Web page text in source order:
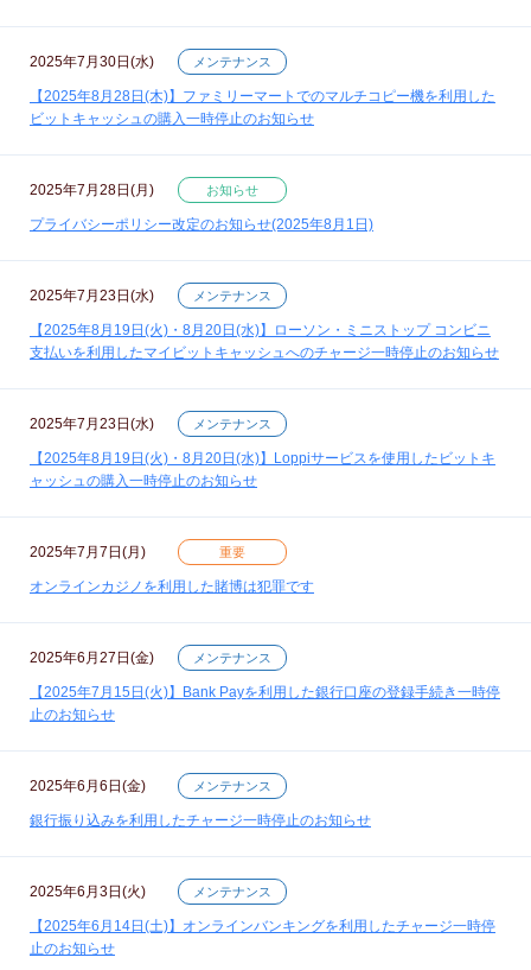
2025年7月30日(水) メンテナンス
【2025年8月28日(木)】ファミリーマートでのマルチコピー機を利用した
ビットキャッシュの購入一時停止のお知らせ
2025年7月28日(月) お知らせ
プライバシーポリシー改定のお知らせ(2025年8月1日)
2025年7月23日(水) メンテナンス
【2025年8月19日(火)・8月20日(水)】ローソン・ミニストップ コンビニ
支払いを利用したマイビットキャッシュへのチャージ一時停止のお知らせ
2025年7月23日(水) メンテナンス
【2025年8月19日(火)・8月20日(水)】Loppiサービスを使用したビットキ
ャッシュの購入一時停止のお知らせ
2025年7月7日(月) 重要
オンラインカジノを利用した賭博は犯罪です
2025年6月27日(金) メンテナンス
【2025年7月15日(火)】Bank Payを利用した銀行口座の登録手続き一時停
止のお知らせ
2025年6月6日(金) メンテナンス
銀行振り込みを利用したチャージ一時停止のお知らせ
2025年6月3日(火) メンテナンス
【2025年6月14日(土)】オンラインバンキングを利用したチャージ一時停
止のお知らせ